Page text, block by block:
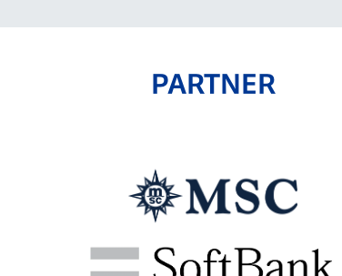
PARTNER